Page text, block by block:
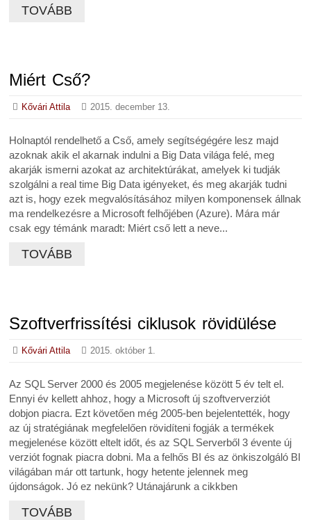
TOVÁBB
Miért Cső?
Kővári Attila 2015. december 13.
Holnaptól rendelhető a Cső, amely segítségégére lesz majd
azoknak akik el akarnak indulni a Big Data világa felé, meg
akarják ismerni azokat az architektúrákat, amelyek ki tudják
szolgálni a real time Big Data igényeket, és meg akarják tudni
azt is, hogy ezek megvalósításához milyen komponensek állnak
ma rendelkezésre a Microsoft felhőjében (Azure). Mára már
csak egy témánk maradt: Miért cső lett a neve...
TOVÁBB
Szoftverfrissítési ciklusok rövidülése
Kővári Attila 2015. október 1.
Az SQL Server 2000 és 2005 megjelenése között 5 év telt el.
Ennyi év kellett ahhoz, hogy a Microsoft új szoftververziót
dobjon piacra. Ezt követően még 2005-ben bejelentették, hogy
az új stratégiának megfelelően rövidíteni fogják a termékek
megjelenése között eltelt időt, és az SQL Serverből 3 évente új
verziót fognak piacra dobni. Ma a felhős BI és az önkiszolgáló BI
világában már ott tartunk, hogy hetente jelennek meg
újdonságok. Jó ez nekünk? Utánajárunk a cikkben
TOVÁBB